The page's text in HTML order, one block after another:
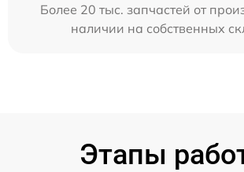
Более 20 тыс. запчастей от
наличии на собственных
Этапы